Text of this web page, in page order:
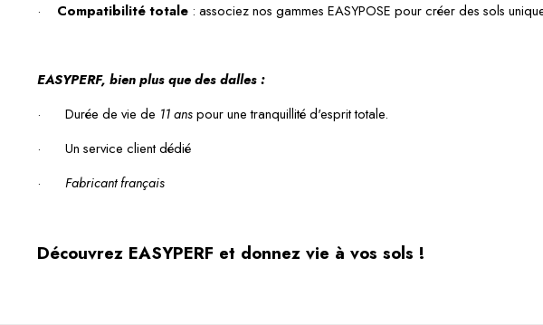
·
Compatibilité totale : associez nos gammes EASYPOSE pour créer des sols
EASYPERF, bien plus que des dalles :
·
Durée de vie de 11 ans pour une tranquillité d'esprit totale.
·
Un service client dédié
·
Fabricant français
Découvrez EASYPERF et donnez vie à vos sols !